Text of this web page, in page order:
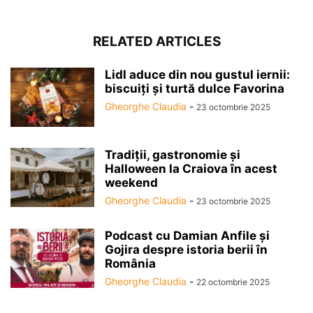
RELATED ARTICLES
Lidl aduce din nou gustul iernii:
biscuiți și turtă dulce Favorina
Gheorghe Claudia - 23 octombrie 2025
Tradiții, gastronomie și
Halloween la Craiova în acest
weekend
Gheorghe Claudia - 23 octombrie 2025
Podcast cu Damian Anfile și
Gojira despre istoria berii în
România
Gheorghe Claudia - 22 octombrie 2025